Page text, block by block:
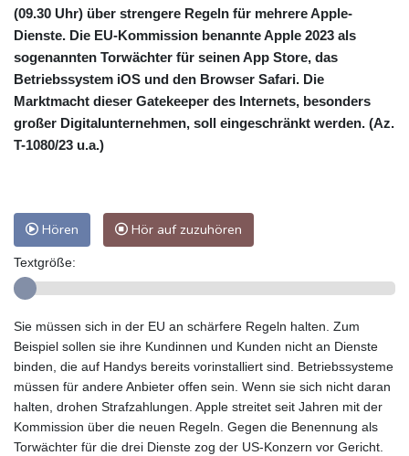
(09.30 Uhr) über strengere Regeln für mehrere Apple-
Dienste. Die EU-Kommission benannte Apple 2023 als
sogenannten Torwächter für seinen App Store, das
Betriebssystem iOS und den Browser Safari. Die
Marktmacht dieser Gatekeeper des Internets, besonders
großer Digitalunternehmen, soll eingeschränkt werden. (Az.
T-1080/23 u.a.)
Hören Hör auf zuzuhören
Textgröße:
Sie müssen sich in der EU an schärfere Regeln halten. Zum
Beispiel sollen sie ihre Kundinnen und Kunden nicht an Dienste
binden, die auf Handys bereits vorinstalliert sind. Betriebssysteme
müssen für andere Anbieter offen sein. Wenn sie sich nicht daran
halten, drohen Strafzahlungen. Apple streitet seit Jahren mit der
Kommission über die neuen Regeln. Gegen die Benennung als
Torwächter für die drei Dienste zog der US-Konzern vor Gericht.